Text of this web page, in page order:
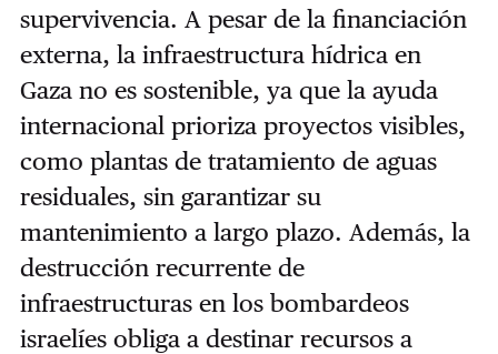
supervivencia. A pesar de la financiación
externa, la infraestructura hídrica en
Gaza no es sostenible, ya que la ayuda
internacional prioriza proyectos visibles,
como plantas de tratamiento de aguas
residuales, sin garantizar su
mantenimiento a largo plazo. Además, la
destrucción recurrente de
infraestructuras en los bombardeos
israelíes obliga a destinar recursos a